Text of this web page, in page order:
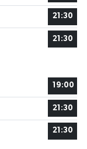
21:30
21:30
19:00
21:30
21:30